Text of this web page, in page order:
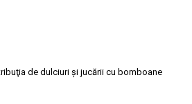
de dulciuri și jucării cu bomboane